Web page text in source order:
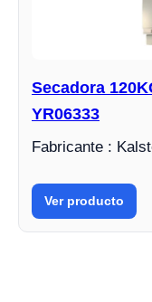
Secadora
YR06333
Fabricante :
Ver producto